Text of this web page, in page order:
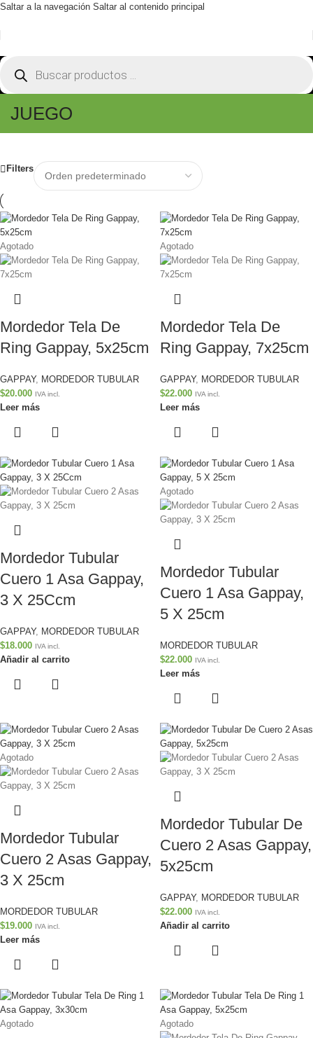
Saltar a la navegación Saltar al contenido principal
JUEGO
Filters
Agotado
Mordedor Tela De
Ring Gappay, 5x25cm
GAPPAY, MORDEDOR TUBULAR
$20.000 IVA incl.
Leer más
Agotado
Mordedor Tela De
Ring Gappay, 7x25cm
GAPPAY, MORDEDOR TUBULAR
$22.000 IVA incl.
Leer más
Mordedor Tubular
Cuero 1 Asa Gappay,
3 X 25Ccm
GAPPAY, MORDEDOR TUBULAR
$18.000 IVA incl.
Añadir al carrito
Agotado
Mordedor Tubular
Cuero 1 Asa Gappay,
5 X 25cm
MORDEDOR TUBULAR
$22.000 IVA incl.
Leer más
Agotado
Mordedor Tubular
Cuero 2 Asas Gappay,
3 X 25cm
MORDEDOR TUBULAR
$19.000 IVA incl.
Leer más
Mordedor Tubular De
Cuero 2 Asas Gappay,
5x25cm
GAPPAY, MORDEDOR TUBULAR
$22.000 IVA incl.
Añadir al carrito
Agotado Agotado